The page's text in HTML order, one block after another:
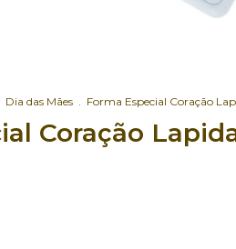
Dia das Mães . Forma Especial Coração
Coração